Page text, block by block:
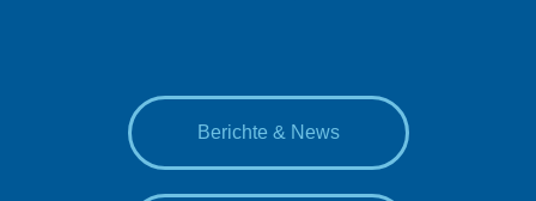
Berichte & News